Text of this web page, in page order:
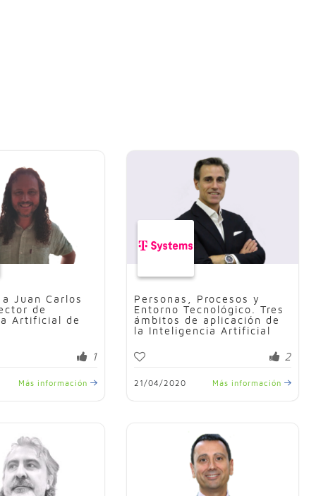
Juan Carlos
de
Artificial de
1
Más información
Personas, Procesos y
Entorno Tecnológico. Tres
ámbitos de aplicación de
la Inteligencia Artificial
2
21/04/2020 Más información